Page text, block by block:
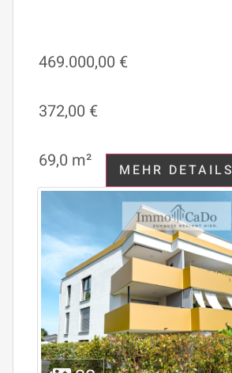
469.000,00 €
372,00 €
69,0 m² MEHR DETAILS